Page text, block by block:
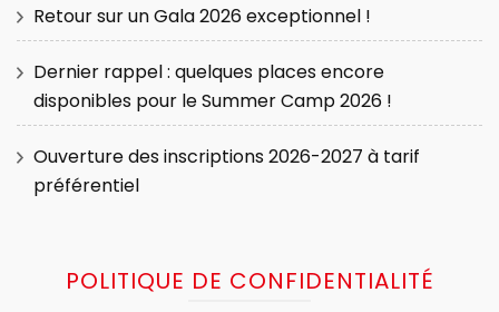
Retour sur un Gala 2026 exceptionnel !
Dernier rappel : quelques places encore
disponibles pour le Summer Camp 2026 !
Ouverture des inscriptions 2026-2027 à tarif
préférentiel
POLITIQUE DE CONFIDENTIALITÉ